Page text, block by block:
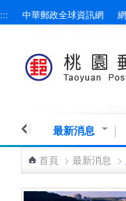
跳到主要內容區塊
::: 中華郵政全球資訊網
最新消息
首頁 > 最新消息 >